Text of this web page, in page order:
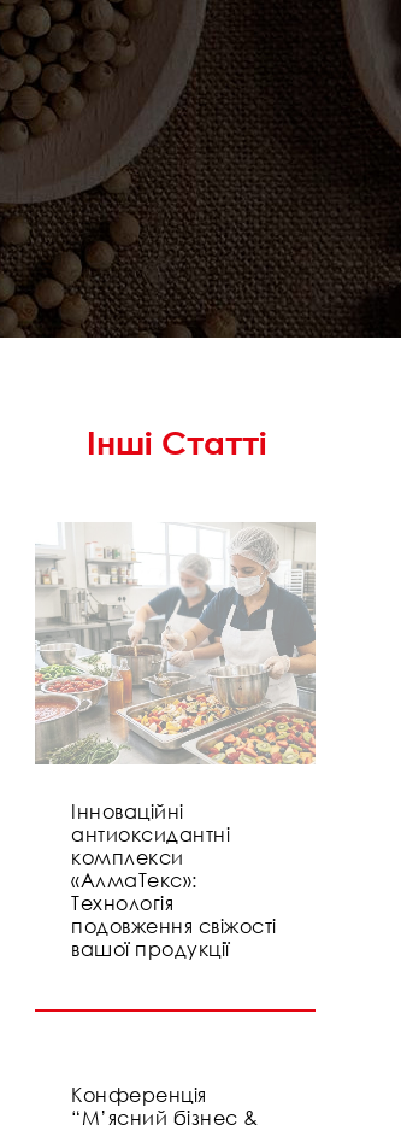
Інші Статті
Інноваційні
антиоксидантні
комплекси
«АлмаТекс»:
Технологія
подовження свіжості
вашої продукції
Конференція
“М’ясний бізнес &